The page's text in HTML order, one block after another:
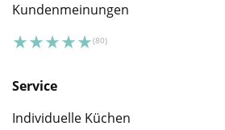
Kundenmeinungen
Service
Individuelle Küchen